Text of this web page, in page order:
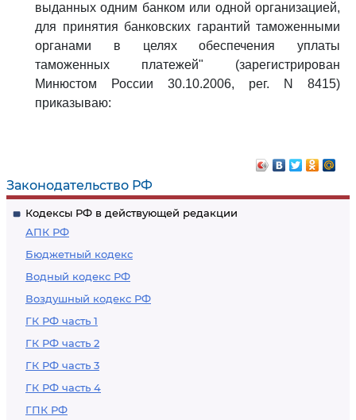
Законодательство РФ
Кодексы РФ в действующей редакции
АПК РФ
Бюджетный кодекс
Водный кодекс РФ
Воздушный кодекс РФ
ГК РФ часть 1
ГК РФ часть 2
ГК РФ часть 3
ГК РФ часть 4
ГПК РФ
выданных одним банком или одной организацией,
для принятия банковских гарантий таможенными
органами в целях обеспечения уплаты
таможенных платежей" (зарегистрирован
Минюстом России 30.10.2006, рег. N 8415)
приказываю: